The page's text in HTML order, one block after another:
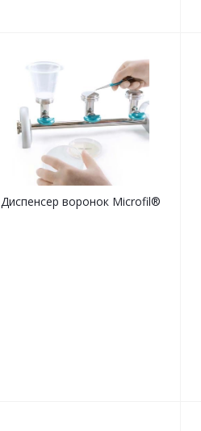
Диспенсер воронок Microfil®